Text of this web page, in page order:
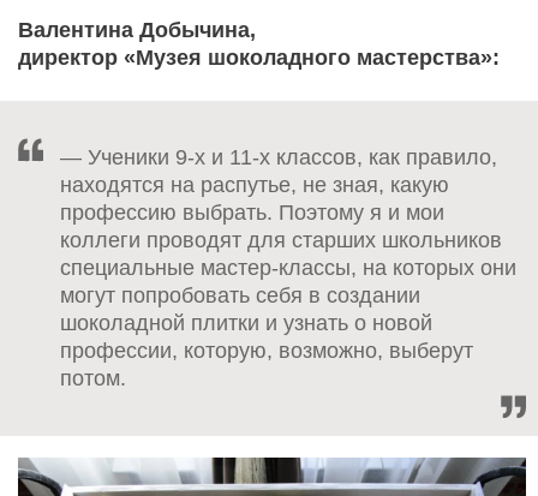
Валентина Добычина,
директор «Музея шоколадного мастерства»:
— Ученики 9-х и 11-х классов, как правило,
находятся на распутье, не зная, какую
профессию выбрать. Поэтому я и мои
коллеги проводят для старших школьников
специальные мастер-классы, на которых они
могут попробовать себя в создании
шоколадной плитки и узнать о новой
профессии, которую, возможно, выберут
потом.